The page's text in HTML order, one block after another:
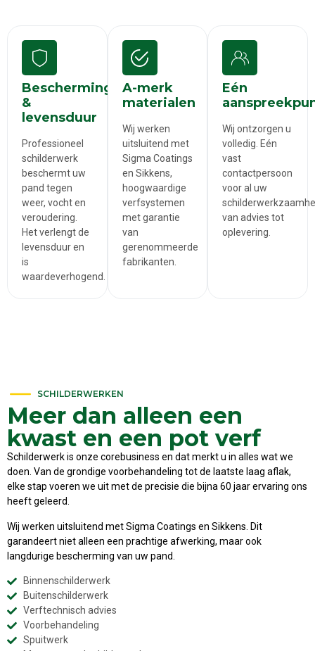
Bescherming
&
levensduur
Professioneel
schilderwerk
beschermt uw
pand tegen
weer, vocht en
veroudering.
Het verlengt de
levensduur en
is
waardeverhogend.
A-merk
materialen
Wij werken
uitsluitend met
Sigma Coatings
en Sikkens,
hoogwaardige
verfsystemen
met garantie
van
gerenommeerde
fabrikanten.
Eén
Wij ontzorgen u
volledig. Eén
vast
contactpersoon
voor al uw
van advies tot
oplevering.
SCHILDERWERKEN
Meer dan alleen een
kwast en een pot verf
Schilderwerk is onze corebusiness en dat merkt u in alles wat we
doen. Van de grondige voorbehandeling tot de laatste laag aflak,
elke stap voeren we uit met de precisie die bijna 60 jaar ervaring ons
heeft geleerd.
Wij werken uitsluitend met Sigma Coatings en Sikkens. Dit
garandeert niet alleen een prachtige afwerking, maar ook
langdurige bescherming van uw pand.
Binnenschilderwerk
Buitenschilderwerk
Verftechnisch advies
Voorbehandeling
Spuitwerk